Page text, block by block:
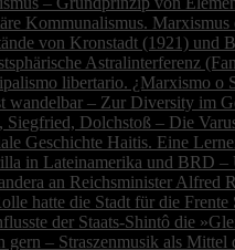
Kommunalismus. Marxismus
von Kronstadt (1921) und
Astralinterferenz
libertario. ¿Marxismo o
wandelbar – Zur Diversity im
Siegfried, Dolchstoß – Die
Geschichte Haitis. Eine
in Lateinamerika und BRD
an Reichsminister Alfred
hatte die Stadt für die
der Staats-Shintô die
gern – Straszenmusik als